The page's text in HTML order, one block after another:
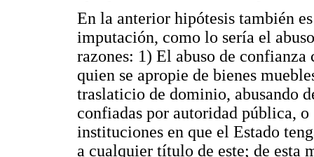
En la anterior hipótesis también
imputación, como lo sería el
razones: 1) El abuso de
quien se apropie de bienes
traslaticio de dominio, abusando
confiadas por autoridad pública, o
instituciones en que el Estado
a cualquier título de este; de esta